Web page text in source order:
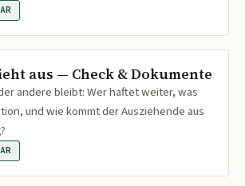
aus — Check & Dokumente
andere bleibt: Wer haftet weiter, was
und wie kommt der Ausziehende aus